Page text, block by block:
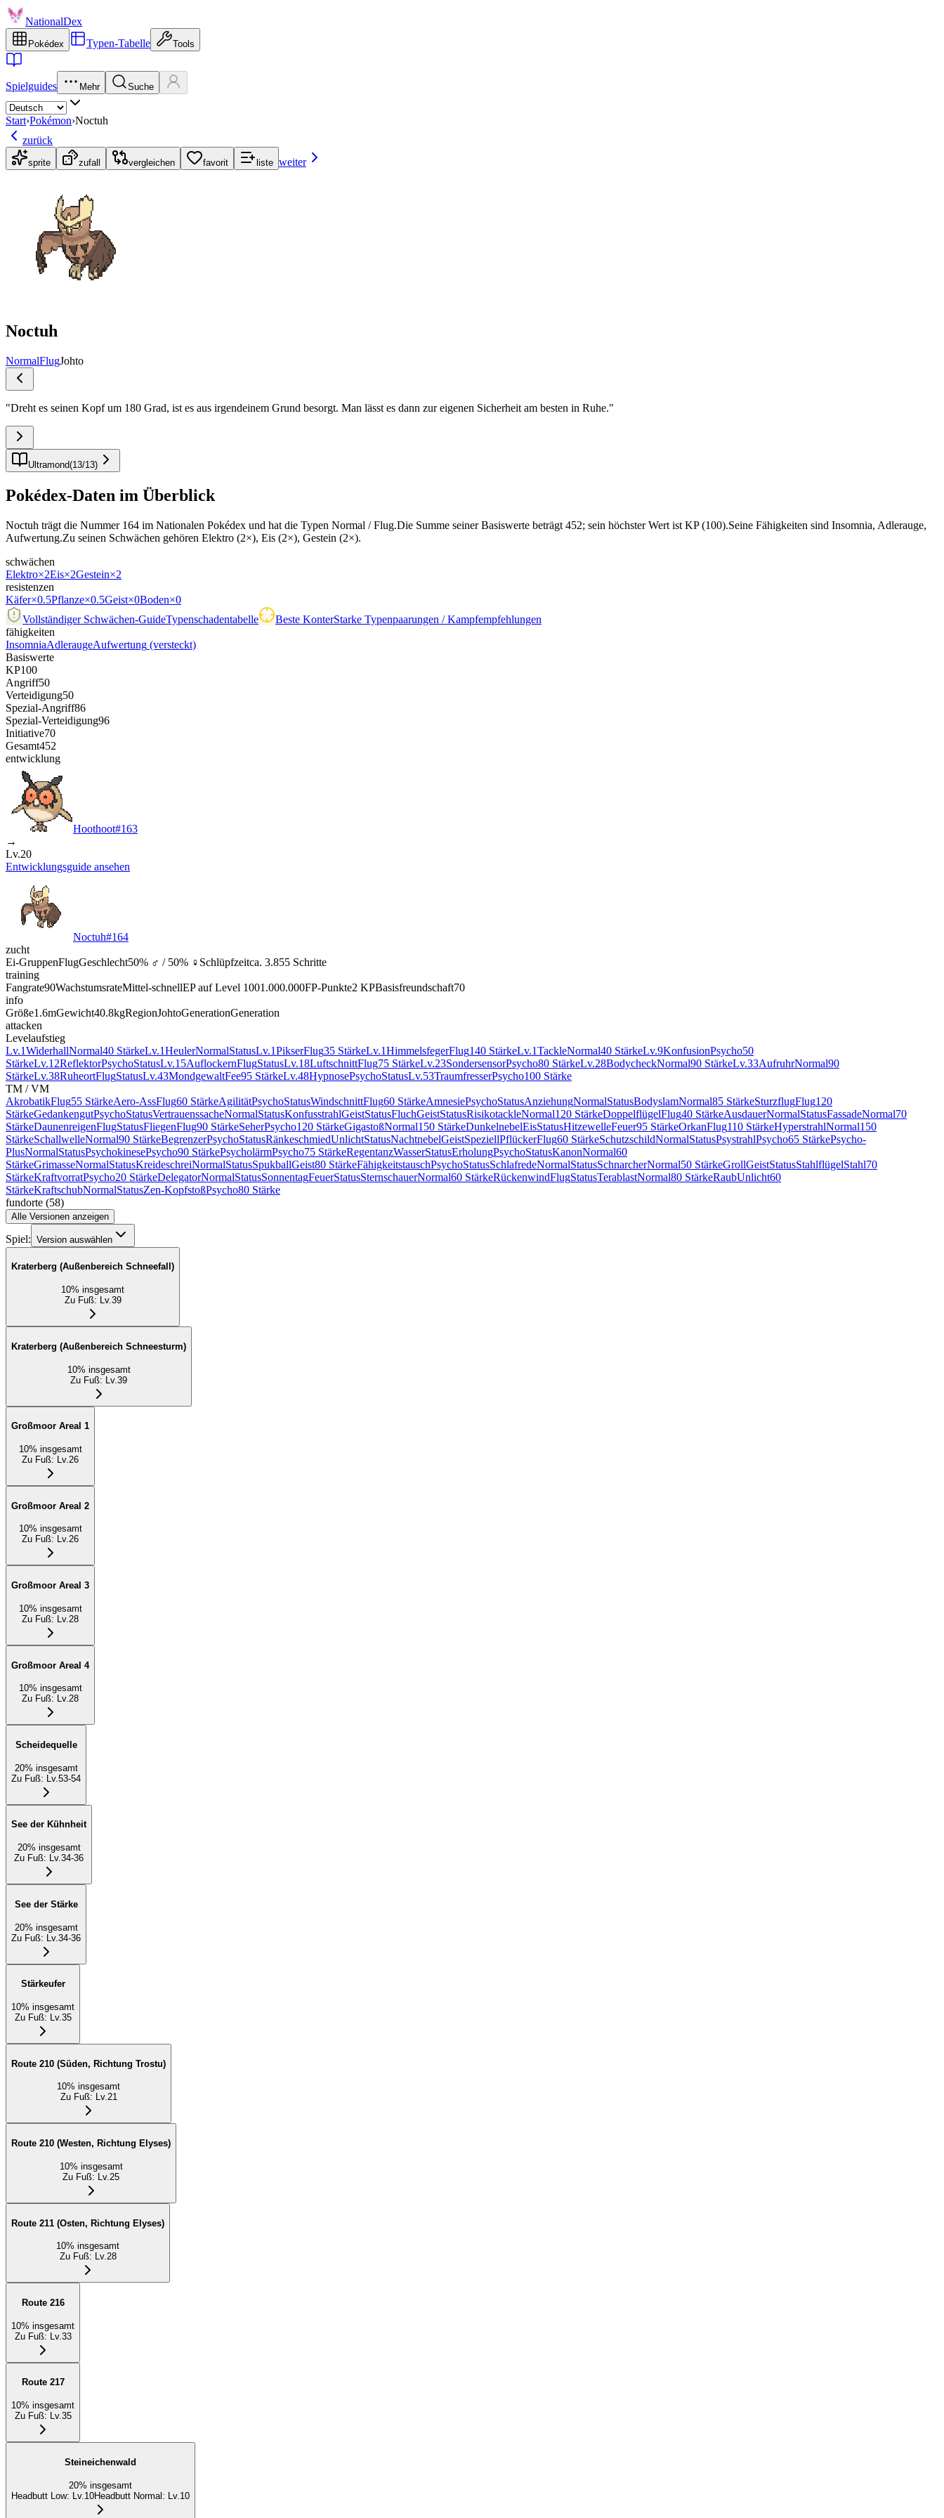
NationalDex
Pokédex Typen-Tabelle Tools
Spielguides Mehr Suche
Start›Pokémon›Noctuh
zurück
sprite zufall vergleichen favorit liste weiter
Noctuh
NormalFlugJohto
"Dreht es seinen Kopf um 180 Grad, ist es aus irgendeinem Grund besorgt. Man lässt es dann zur eigenen Sicherheit am besten in Ruhe."
Ultramond(13/13)
Pokédex-Daten im Überblick
Noctuh trägt die Nummer 164 im Nationalen Pokédex und hat die Typen Normal / Flug.Die Summe seiner Basiswerte beträgt 452; sein höchster Wert ist KP (100).Seine Fähigkeiten sind Insomnia, Adlerauge,
Aufwertung.Zu seinen Schwächen gehören Elektro (2×), Eis (2×), Gestein (2×).
schwächen
Elektro×2Eis×2Gestein×2
resistenzen
Käfer×0.5Pflanze×0.5Geist×0Boden×0
Vollständiger Schwächen-GuideTypenschadentabelle Beste KonterStarke Typenpaarungen / Kampfempfehlungen
fähigkeiten
InsomniaAdleraugeAufwertung (versteckt)
Basiswerte
KP100
Angriff50
Verteidigung50
Spezial-Angriff86
Spezial-Verteidigung96
Initiative70
Gesamt452
entwicklung
Hoothoot#163
→
Lv.20
Entwicklungsguide ansehen
Noctuh#164
zucht
Ei-GruppenFlugGeschlecht50% ♂ / 50% ♀ Schlüpfzeitca. 3.855 Schritte
training
Fangrate90WachstumsrateMittel-schnellEP auf Level 1001.000.000FP-Punkte2 KPBasisfreundschaft70
info
Größe1.6mGewicht40.8kgRegionJohtoGenerationGeneration
attacken
Levelaufstieg
Lv.1WiderhallNormal40 StärkeLv.1HeulerNormalStatusLv.1PikserFlug35 StärkeLv.1HimmelsfegerFlug140 StärkeLv.1TackleNormal40 StärkeLv.9KonfusionPsycho50
StärkeLv.12ReflektorPsychoStatusLv.15AuflockernFlugStatusLv.18LuftschnittFlug75 StärkeLv.23SondersensorPsycho80 StärkeLv.28BodycheckNormal90 StärkeLv.33AufruhrNormal90
StärkeLv.38RuheortFlugStatusLv.43MondgewaltFee95 StärkeLv.48HypnosePsychoStatusLv.53TraumfresserPsycho100 Stärke
TM / VM
AkrobatikFlug55 StärkeAero-AssFlug60 StärkeAgilitätPsychoStatusWindschnittFlug60 StärkeAmnesiePsychoStatusAnziehungNormalStatusBodyslamNormal85 StärkeSturzflugFlug120
StärkeGedankengutPsychoStatusVertrauenssacheNormalStatusKonfusstrahlGeistStatusFluchGeistStatusRisikotackleNormal120 StärkeDoppelflügelFlug40 StärkeAusdauerNormalStatusFassadeNormal70
StärkeDaunenreigenFlugStatusFliegenFlug90 StärkeSeherPsycho120 StärkeGigastoßNormal150 StärkeDunkelnebelEisStatusHitzewelleFeuer95 StärkeOrkanFlug110 StärkeHyperstrahlNormal150
StärkeSchallwelleNormal90 StärkeBegrenzerPsychoStatusRänkeschmiedUnlichtStatusNachtnebelGeistSpeziellPflückerFlug60 StärkeSchutzschildNormalStatusPsystrahlPsycho65 StärkePsycho-
PlusNormalStatusPsychokinesePsycho90 StärkePsycholärmPsycho75 StärkeRegentanzWasserStatusErholungPsychoStatusKanonNormal60
StärkeGrimasseNormalStatusKreideschreiNormalStatusSpukballGeist80 StärkeFähigkeitstauschPsychoStatusSchlafredeNormalStatusSchnarcherNormal50 StärkeGrollGeistStatusStahlflügelStahl70
StärkeKraftvorratPsycho20 StärkeDelegatorNormalStatusSonnentagFeuerStatusSternschauerNormal60 StärkeRückenwindFlugStatusTerablastNormal80 StärkeRaubUnlicht60
StärkeKraftschubNormalStatusZen-KopfstoßPsycho80 Stärke
fundorte (58)
Alle Versionen anzeigen
Spiel: Version auswählen
Kraterberg (Außenbereich Schneefall)
10% insgesamt
Zu Fuß: Lv.39
Kraterberg (Außenbereich Schneesturm)
10% insgesamt
Zu Fuß: Lv.39
Großmoor Areal 1
10% insgesamt
Zu Fuß: Lv.26
Großmoor Areal 2
10% insgesamt
Zu Fuß: Lv.26
Großmoor Areal 3
10% insgesamt
Zu Fuß: Lv.28
Großmoor Areal 4
10% insgesamt
Zu Fuß: Lv.28
Scheidequelle
20% insgesamt
Zu Fuß: Lv.53-54
See der Kühnheit
20% insgesamt
Zu Fuß: Lv.34-36
See der Stärke
20% insgesamt
Zu Fuß: Lv.34-36
Stärkeufer
10% insgesamt
Zu Fuß: Lv.35
Route 210 (Süden, Richtung Trostu)
10% insgesamt
Zu Fuß: Lv.21
Route 210 (Westen, Richtung Elyses)
10% insgesamt
Zu Fuß: Lv.25
Route 211 (Osten, Richtung Elyses)
10% insgesamt
Zu Fuß: Lv.28
Route 216
10% insgesamt
Zu Fuß: Lv.33
Route 217
10% insgesamt
Zu Fuß: Lv.35
Steineichenwald
20% insgesamt
Headbutt Low: Lv.10Headbutt Normal: Lv.10